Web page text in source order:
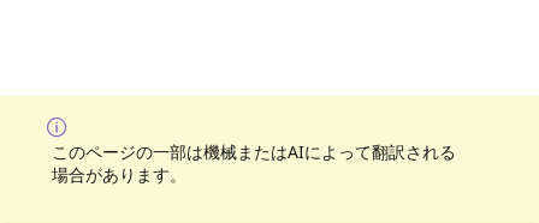
このページの一部は機械またはAIによって翻訳される
場合があります。